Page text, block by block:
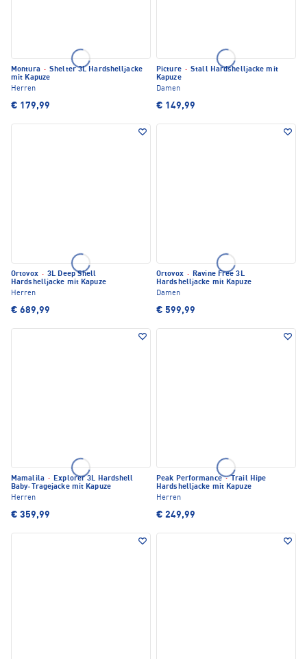
Montura · Shelter 3L Hardshelljacke
mit Kapuze
Herren
€ 179,99
Picture · Stall Hardshelljacke mit
Kapuze
Damen
€ 149,99
Ortovox · 3L Deep Shell
Hardshelljacke mit Kapuze
Herren
€ 689,99
Ortovox · Ravine Free 3L
Hardshelljacke mit Kapuze
Damen
€ 599,99
Mamalila · Explorer 3L Hardshell
Baby-Tragejacke mit Kapuze
Herren
€ 359,99
Peak Performance·Trail Hipe
Hardshelljacke mit Kapuze
Herren
€ 249,99